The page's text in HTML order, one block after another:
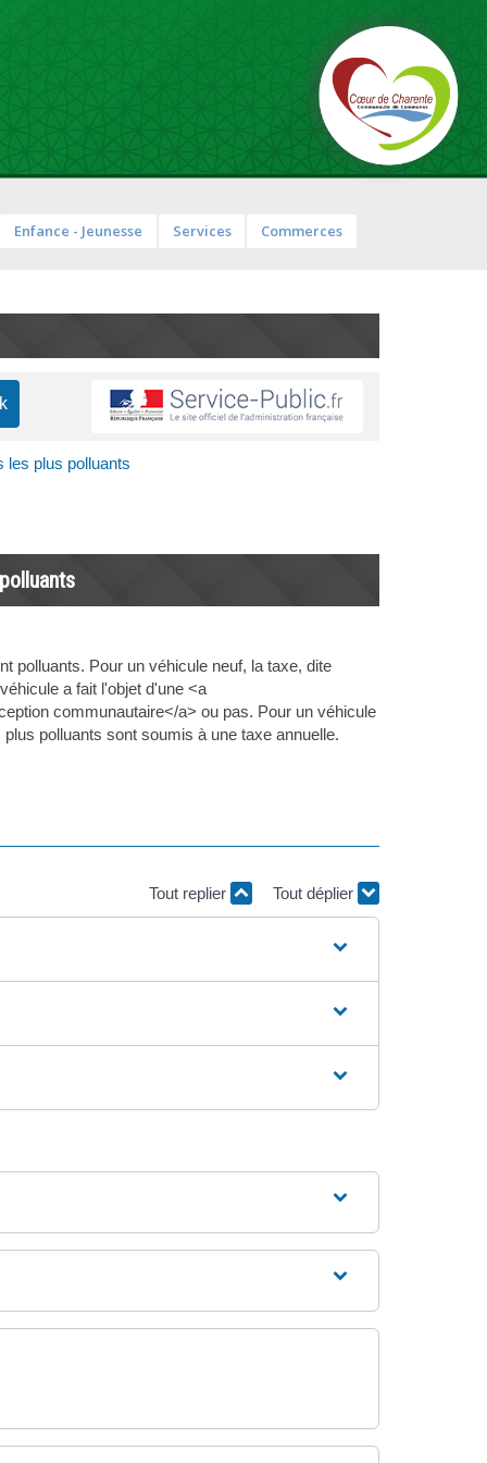
Enfance - Jeunesse Services Commerces
les plus polluants
polluants. Pour un véhicule neuf, la taxe, dite
a fait l'objet d'une <a
communautaire</a> ou pas. Pour un véhicule
polluants sont soumis à une taxe annuelle.
Tout replier Tout déplier